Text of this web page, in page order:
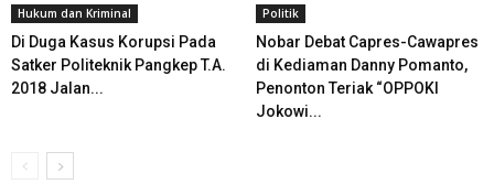
Hukum dan Kriminal
Di Duga Kasus Korupsi Pada
Satker Politeknik Pangkep T.A.
2018 Jalan...
Politik
Nobar Debat Capres-Cawapres
di Kediaman Danny Pomanto,
Penonton Teriak “OPPOKI
Jokowi...